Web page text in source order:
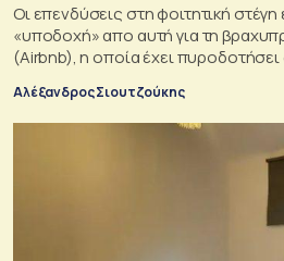
Οι επενδύσεις στη φοιτητική
«υποδοχή» απο αυτή για τη
(Airbnb), η οποία έχει πυροδοτήσει
Αλέξανδρος Σιουτζούκης